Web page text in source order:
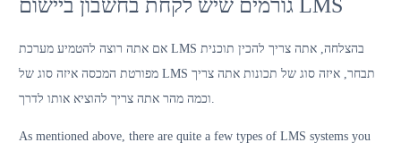
גורמים שיש לקחת בחשבון ביישום LMS
אם אתה רוצה להטמיע מערכת LMS בהצלחה, אתה צריך להכין תוכנית
מפורטת המכסה איזה סוג של LMS תבחר, איזה סוג של תכונות אתה צריך
וכמה מהר אתה צריך להוציא אותו לדרך.
As mentioned above, there are quite a few types of LMS systems you